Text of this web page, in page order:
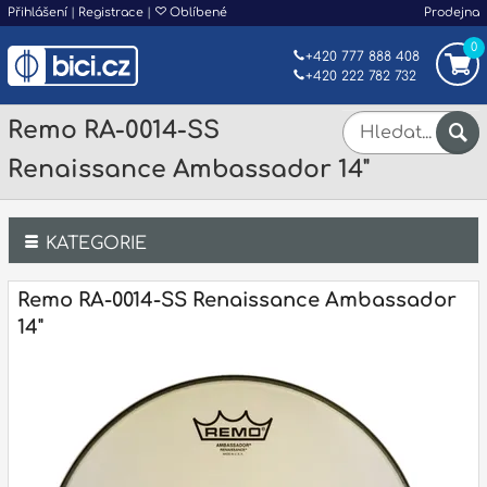
Přihlášení | Registrace | Oblíbené Prodejna
0
+420 777 888 408
+420 222 782 732
Remo RA-0014-SS
Renaissance Ambassador 14"
KATEGORIE
Bicí
Kytary a strunné nástroje
Remo RA-0014-SS Renaissance Ambassador
14"